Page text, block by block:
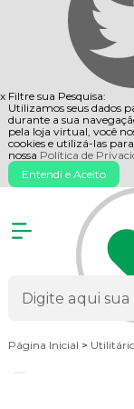
x Filtre sua Pesquisa:
Utilizamos seus dados
durante a sua
pela loja virtual, você
cookies e utilizá-las
nossa Política de
Entendi e Aceito
Página Inicial >